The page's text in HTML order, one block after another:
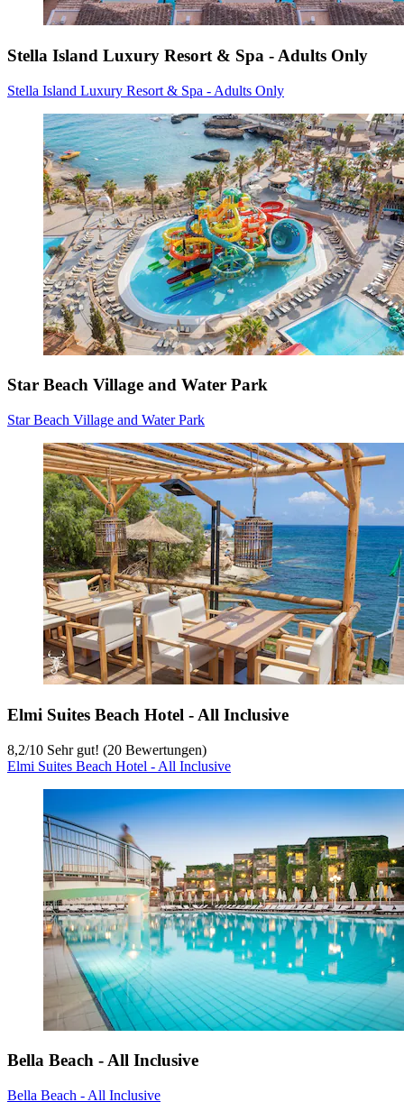
Stella Island Luxury Resort & Spa - Adults Only
Stella Island Luxury Resort & Spa - Adults Only
Star Beach Village and Water Park
Star Beach Village and Water Park
Elmi Suites Beach Hotel - All Inclusive
8,2/10 Sehr gut! (20 Bewertungen)
Elmi Suites Beach Hotel - All Inclusive
Bella Beach - All Inclusive
Bella Beach - All Inclusive